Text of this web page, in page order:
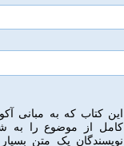
این کتاب که به مبانی
کامل از موضوع را به
نویسندگان یک متن